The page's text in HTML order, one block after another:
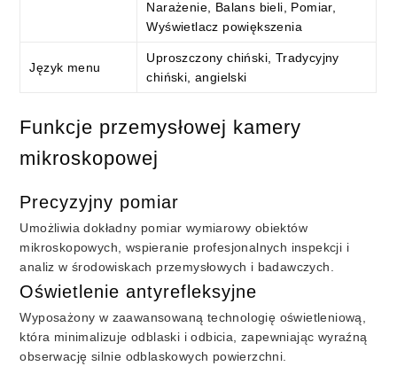
Narażenie, Balans bieli, Pomiar,
Wyświetlacz powiększenia
Język menu
Uproszczony chiński, Tradycyjny
chiński, angielski
Funkcje przemysłowej kamery
mikroskopowej
Precyzyjny pomiar
Umożliwia dokładny pomiar wymiarowy obiektów
mikroskopowych, wspieranie profesjonalnych inspekcji i
analiz w środowiskach przemysłowych i badawczych.
Oświetlenie antyrefleksyjne
Wyposażony w zaawansowaną technologię oświetleniową,
która minimalizuje odblaski i odbicia, zapewniając wyraźną
obserwację silnie odblaskowych powierzchni.